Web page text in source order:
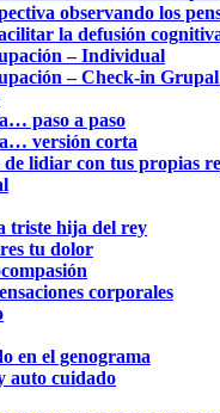
observando los
la defusión
– Individual
– Check-in
paso a paso
versión corta
lidiar con tus propias
triste hija del rey
tu dolor
corporales
en el genograma
auto cuidado